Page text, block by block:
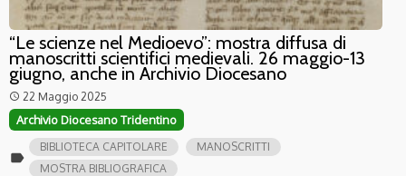
“Le scienze nel Medioevo”: mostra diffusa di
manoscritti scientifici medievali. 26 maggio-13
giugno, anche in Archivio Diocesano
access_time 22 Maggio 2025
Archivio Diocesano Tridentino
label
BIBLIOTECA CAPITOLARE
MANOSCRITTI
MOSTRA BIBLIOGRAFICA